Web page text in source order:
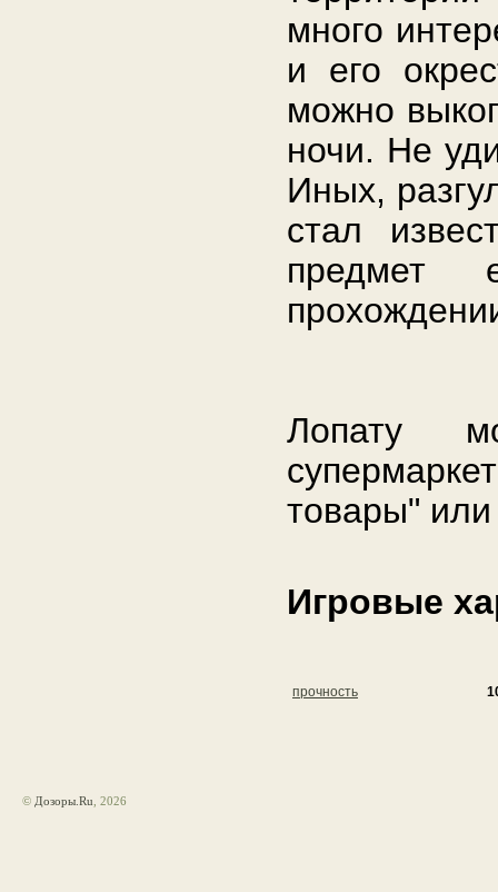
много
и его
можно
ночи. Не
Иных,
стал
предмет
Лопату
товары"
Игровые
прочность
© Дозоры.Ru , 2026